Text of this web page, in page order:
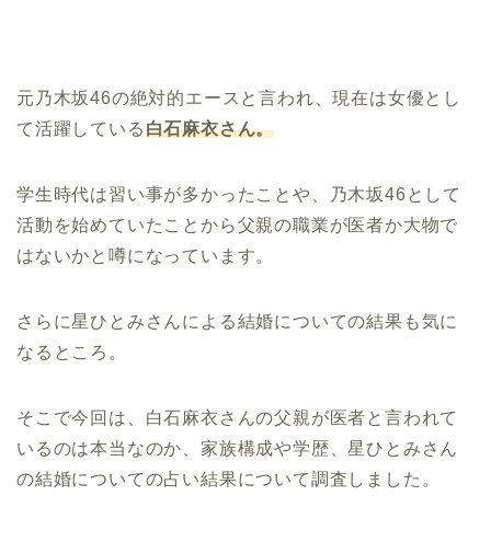
元乃木坂46の絶対的エースと言われ、現在は女優とし
て活躍している白石麻衣さん。
学生時代は習い事が多かったことや、乃木坂46として
活動を始めていたことから父親の職業が医者か大物で
はないかと噂になっています。
さらに星ひとみさんによる結婚についての結果も気に
なるところ。
そこで今回は、白石麻衣さんの父親が医者と言われて
いるのは本当なのか、家族構成や学歴、星ひとみさん
の結婚についての占い結果について調査しました。